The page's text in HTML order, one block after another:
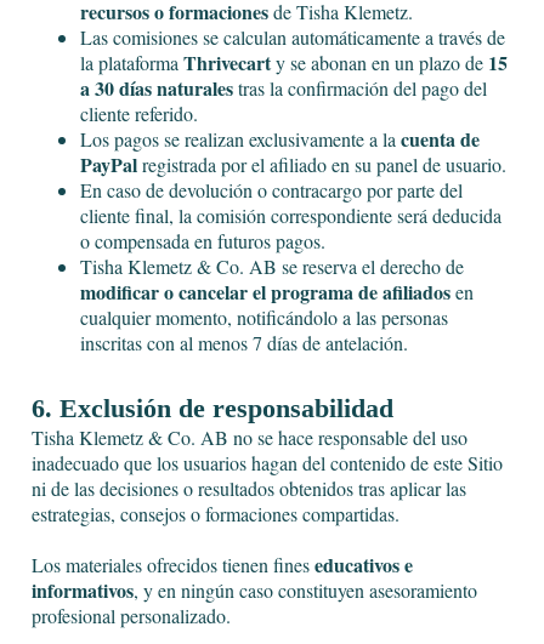
recursos o formacionesde Tisha Klemetz.
Las comisiones se calculan automáticamente a través de
la plataforma Thrivecarty se abonan en un plazo de 15
a 30 días naturalestras la confirmación del pago del
cliente referido.
Los pagos se realizan exclusivamente a la cuenta de
PayPalregistrada por el afiliado en su panel de usuario.
En caso de devolución o contracargo por parte del
cliente final, la comisión correspondiente será deducida
o compensada en futuros pagos.
Tisha Klemetz & Co. AB se reserva el derecho de
modificar o cancelar el programa de afiliadosen
cualquier momento, notificándolo a las personas
inscritas con al menos 7 días de antelación.
6. Exclusión de responsabilidad
Tisha Klemetz & Co. AB no se hace responsable del uso
inadecuado que los usuarios hagan del contenido de este Sitio
ni de las decisiones o resultados obtenidos tras aplicar las
estrategias, consejos o formaciones compartidas.
Los materiales ofrecidos tienen fineseducativos e
informativos, y en ningún caso constituyen asesoramiento
profesional personalizado.